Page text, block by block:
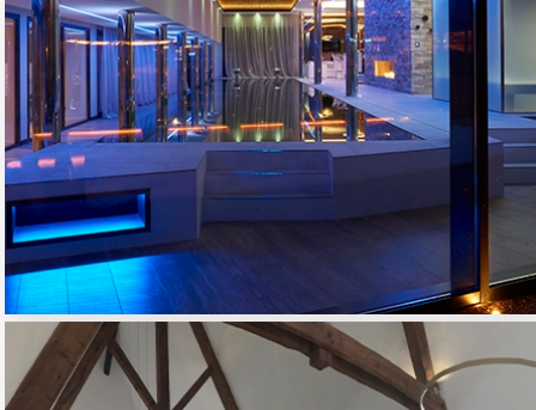
SPA SALLE DE SPORT
PRIVÉE
01 - HABITAT RESIDENTIEL